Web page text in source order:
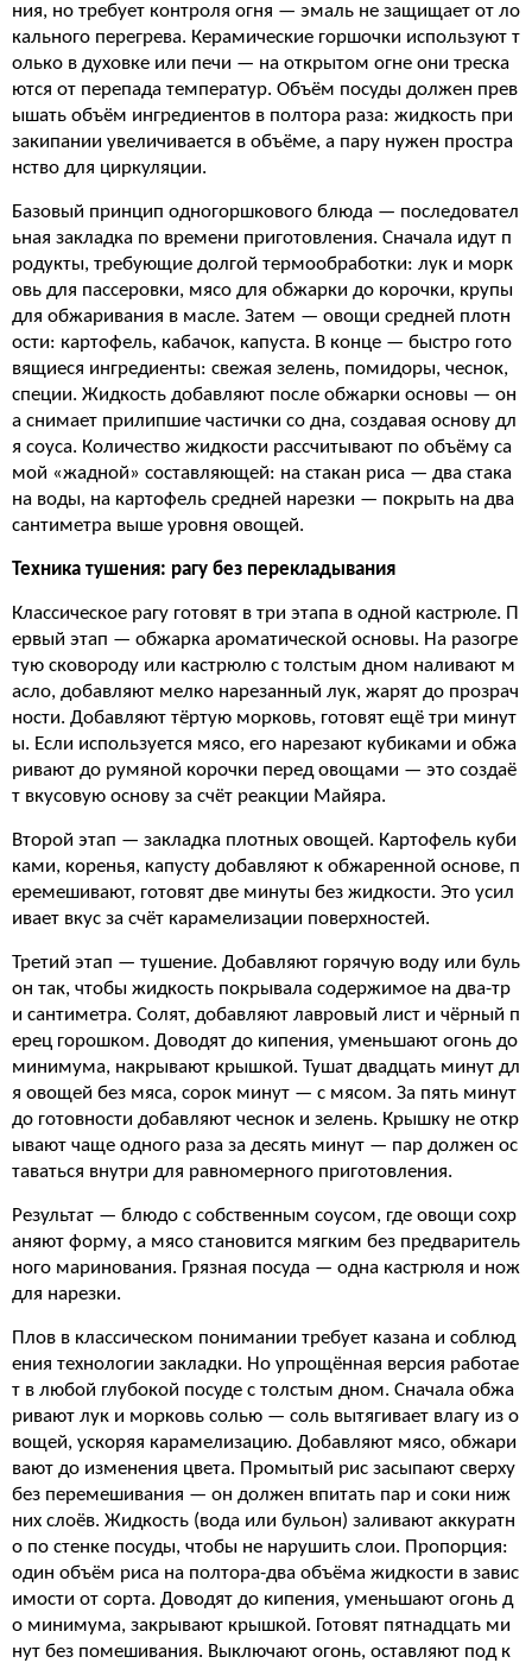
ния, но требует контроля огня — эмаль не защищает от ло
кального перегрева. Керамические горшочки используют т
олько в духовке или печи — на открытом огне они треска
ются от перепада температур. Объём посуды должен прев
ышать объём ингредиентов в полтора раза: жидкость при
закипании увеличивается в объёме, а пару нужен простра
нство для циркуляции.
Базовый принцип одногоршкового блюда — последовател
ьная закладка по времени приготовления. Сначала идут п
родукты, требующие долгой термообработки: лук и морк
овь для пассеровки, мясо для обжарки до корочки, крупы
для обжаривания в масле. Затем — овощи средней плотн
ости: картофель, кабачок, капуста. В конце — быстро гото
вящиеся ингредиенты: свежая зелень, помидоры, чеснок,
специи. Жидкость добавляют после обжарки основы — он
а снимает прилипшие частички со дна, создавая основу дл
я соуса. Количество жидкости рассчитывают по объёму са
мой «жадной» составляющей: на стакан риса — два стака
на воды, на картофель средней нарезки — покрыть на два
сантиметра выше уровня овощей.
Техника тушения: рагу без перекладывания
Классическое рагу готовят в три этапа в одной кастрюле. П
ервый этап — обжарка ароматической основы. На разогре
тую сковороду или кастрюлю с толстым дном наливают м
асло, добавляют мелко нарезанный лук, жарят до прозрач
ности. Добавляют тёртую морковь, готовят ещё три минут
ы. Если используется мясо, его нарезают кубиками и обжа
ривают до румяной корочки перед овощами — это создаё
т вкусовую основу за счёт реакции Майяра.
Второй этап — закладка плотных овощей. Картофель куби
ками, коренья, капусту добавляют к обжаренной основе, п
еремешивают, готовят две минуты без жидкости. Это усил
ивает вкус за счёт карамелизации поверхностей.
Третий этап — тушение. Добавляют горячую воду или буль
он так, чтобы жидкость покрывала содержимое на два-тр
и сантиметра. Солят, добавляют лавровый лист и чёрный п
ерец горошком. Доводят до кипения, уменьшают огонь до
минимума, накрывают крышкой. Тушат двадцать минут дл
я овощей без мяса, сорок минут — с мясом. За пять минут
до готовности добавляют чеснок и зелень. Крышку не откр
ывают чаще одного раза за десять минут — пар должен ос
таваться внутри для равномерного приготовления.
Результат — блюдо с собственным соусом, где овощи сохр
аняют форму, а мясо становится мягким без предваритель
ного маринования. Грязная посуда — одна кастрюля и нож
для нарезки.
Плов в классическом понимании требует казана и соблюд
ения технологии закладки. Но упрощённая версия работае
т в любой глубокой посуде с толстым дном. Сначала обжа
ривают лук и морковь солью — соль вытягивает влагу из о
вощей, ускоряя карамелизацию. Добавляют мясо, обжари
вают до изменения цвета. Промытый рис засыпают сверху
без перемешивания — он должен впитать пар и соки ниж
них слоёв. Жидкость (вода или бульон) заливают аккуратн
о по стенке посуды, чтобы не нарушить слои. Пропорция:
один объём риса на полтора-два объёма жидкости в завис
имости от сорта. Доводят до кипения, уменьшают огонь д
о минимума, закрывают крышкой. Готовят пятнадцать ми
нут без помешивания. Выключают огонь, оставляют под к